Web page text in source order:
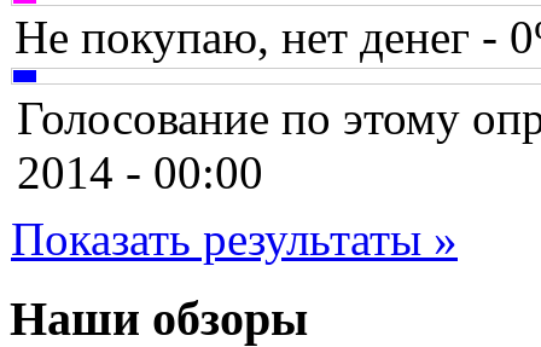
Chicony
Codegen
Cooler master
Cube(7)
Cyborg
Datex
Не покупаю, нет денег -
Голосование по этому
2014 - 00:00
Показать результаты »
Наши обзоры